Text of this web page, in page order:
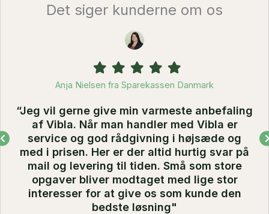
Det siger kunderne om os
Filled
star
Filled
star
Filled
star
Filled
star
Filled
star
Anja Nielsen fra Sparekassen Danmark
“Jeg vil gerne give min varmeste anbefaling
af Vibla. Når man handler med Vibla er
service og god rådgivning i højsæde og
med i prisen. Her er der altid hurtig svar på
mail og levering til tiden. Små som store
opgaver bliver modtaget med lige stor
interesser for at give os som kunde den
bedste løsning"